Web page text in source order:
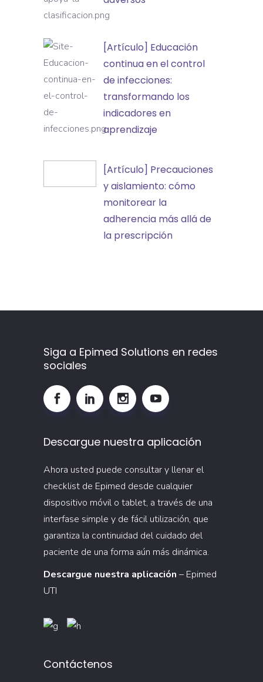
apoya
clasificación
de
incidentes
y
eventos
adversos
[Artículo]
Educación
continua
en
el
control
infecciones:
[Artículo] Educación
continua en el control
de infecciones:
transformando los
indicadores en
aprendizaje
Precauciones
la
prescripción
[Artículo] Precauciones
y aislamiento: cómo
monitorear la
adherencia más allá de
la prescripción
Siga a Epimed Solutions en redes
sociales
Descargue nuestra aplicación
Ahora usted puede consultar y llenar el
checklist de Epimed desde cualquier
dispositivo móvil o tablet, a través de una
interfase simple y de fácil utilización, que
garantiza la continuidad del cuidado del
paciente de una forma aún más dinámica.
Descargue nuestra aplicación – Epimed
UTI
Contáctenos